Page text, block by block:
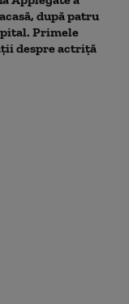
după patru
Primele
despre actriță